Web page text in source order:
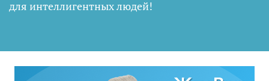
для интеллигентных людей!